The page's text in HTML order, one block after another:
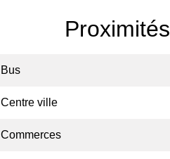
Proximités
Bus
Centre ville
Commerces